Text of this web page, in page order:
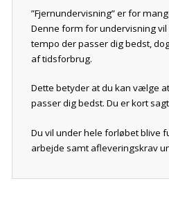
”Fjernundervisning” er for
Denne form for undervisning
tempo der passer dig bedst,
af tidsforbrug.
Dette betyder at du kan vælge
passer dig bedst. Du er kort
Du vil under hele forløbet blive
arbejde samt afleveringskrav